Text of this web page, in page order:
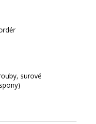
surové